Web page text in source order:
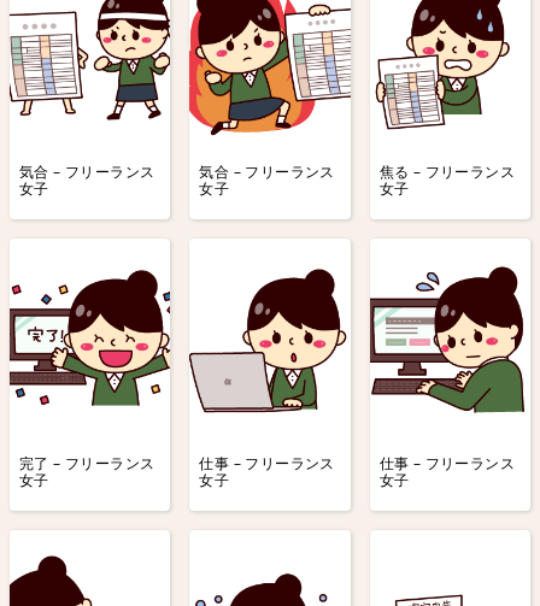
気合 – フリーランス
女子
気合 – フリーランス
女子
焦る – フリーランス
女子
完了 – フリーランス
女子
仕事 – フリーランス
女子
仕事 – フリーランス
女子